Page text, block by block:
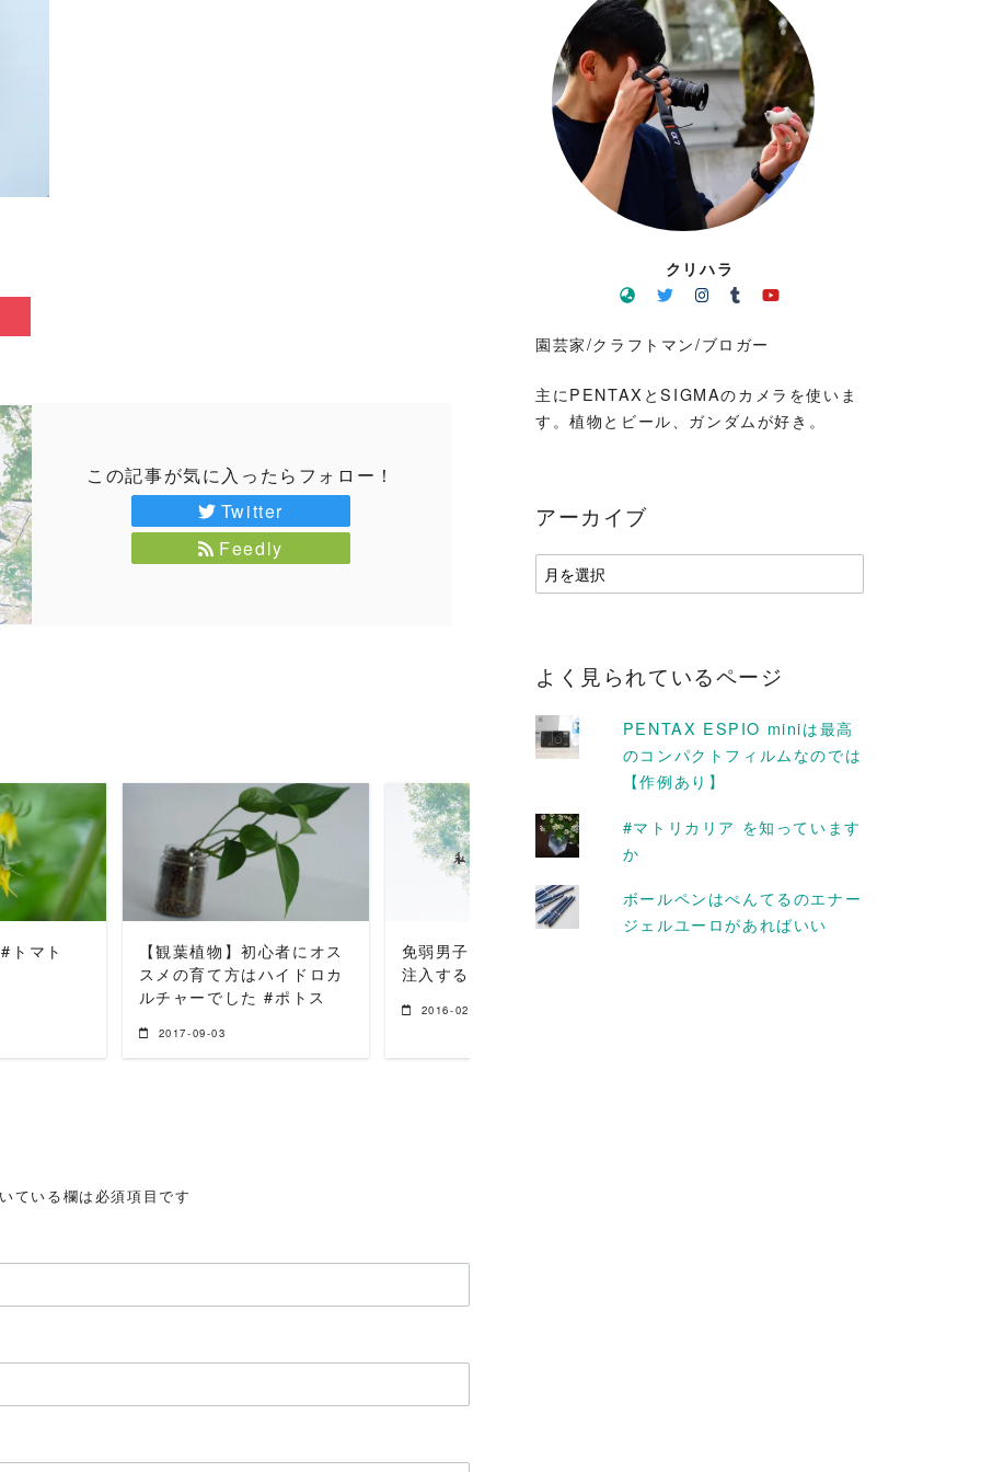
この記事が気に入ったらフォロー！
Twitter
Feedly
トマト
READ MORE
【観葉植物】初心者にオス
スメの育て方はハイドロカ
ルチャーでした #ポトス
2017-09-03
READ MORE
免弱男子にカプサイシンを
注入する #ハクサイ
2016-02-12
ている欄は必須項目です
クリハラ
園芸家/クラフトマン/ブロガー
主にPENTAXとSIGMAのカメラを使いま
す。植物とビール、ガンダムが好き。
アーカイブ
ア
ー
ブ
よく見られているページ
PENTAX ESPIO miniは最高
のコンパクトフィルムなのでは
【作例あり】
#マトリカリア を知っています
か
ボールペンはぺんてるのエナー
ジェルユーロがあればいい